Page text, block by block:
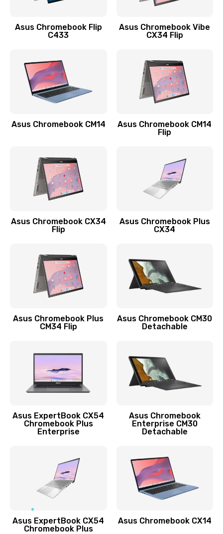
Заказать
Замена разъема зарядки (питания)
390 руб.
Замена разъёма наушников (гарнитуры)
Замена кнопок громкости
Защита гидрогелевой пленкой
Замена аккумулятора
890 руб.
Заказать
890 руб.
Asus Chromebook Flip
C433
Asus Chromebook Vibe
CX34 Flip
Asus Chromebook CM14
Asus Chromebook CM14
Flip
Asus Chromebook CX34
Flip
Asus Chromebook Plus
CX34
Asus Chromebook Plus
CM34 Flip
Asus Chromebook CM30
Detachable
Asus ExpertBook CX54
Chromebook Plus
Enterprise
Asus Chromebook
Enterprise CM30
Detachable
Asus ExpertBook CX54
Chromebook Plus
Asus Chromebook CX14